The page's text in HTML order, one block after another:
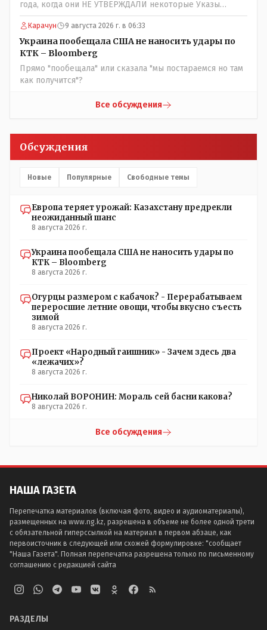
года, когда они НЕ УТВЕРЖДАЛИ некоторые Указы
Назарбаева, особенно в части выборов и перевыборов и
некоторых вопросах внутренней политики, и тогда
Назарбай волевым Указом РАСПУСТИЛ этот бунтарский
состав. Имя - Серикболсын Абдильдин вам знакомо -
юывший секретарь ЦК КП Казахстана , впоследствии -
депутат Верховного Совета и Мажлиса и Председатель
партии коммунстов- он в то время и после и причём
НЕОДНОКРАТНО, указывал и многократно на недостатки
Назарбая и предлагал ему самому ДОБРОВОЛЬНО уйти с
Карачун 9 августа 2026 г. в 06:33
Украина пообещала США не наносить удары по
КТК – Bloomberg
Прямо "пообещала" или сказала "мы постараемся но там
как получится"?
Все обсуждения
Обсуждения
Новые Популярные Свободные темы
Европа теряет урожай: Казахстану предрекли
неожиданный шанс
8 августа 2026 г.
Украина пообещала США не наносить удары по
КТК – Bloomberg
8 августа 2026 г.
Огурцы размером с кабачок? - Перерабатываем
переросшие летние овощи, чтобы вкусно съесть
зимой
8 августа 2026 г.
Проект «Народный гаишник» - Зачем здесь два
«лежачих»?
8 августа 2026 г.
Николай ВОРОНИН: Мораль сей басни какова?
8 августа 2026 г.
Все обсуждения
НАША ГАЗЕТА
Перепечатка материалов (включая фото, видео и аудиоматериалы),
размещенных на www.ng.kz, разрешена в объеме не более одной трети
с обязательной гиперссылкой на материал в первом абзаце, как
первоисточник в следующей или схожей формулировке: "сообщает
"Наша Газета". Полная перепечатка разрешена только по письменному
соглашению с редакцией сайта
РАЗДЕЛЫ